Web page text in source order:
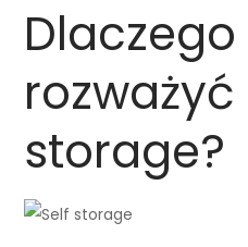
storage?